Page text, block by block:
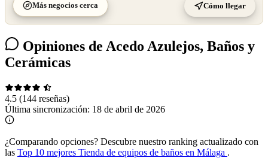
Más negocios cerca Cómo llegar
Opiniones de Acedo Azulejos, Baños y
Cerámicas
4.5 (144 reseñas)
Última sincronización: 18 de abril de 2026
¿Comparando opciones? Descubre nuestro ranking actualizado con
las Top 10 mejores Tienda de equipos de baños en Málaga .